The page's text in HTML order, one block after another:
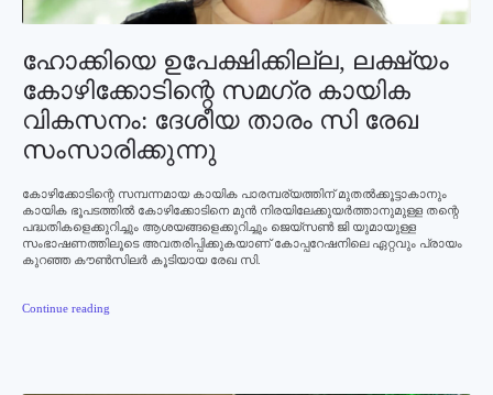
ഹോക്കിയെ ഉപേക്ഷിക്കില്ല, ലക്ഷ്യം
കോഴിക്കോടിന്റെ സമഗ്ര കായിക
വികസനം: ദേശീയ താരം സി രേഖ
സംസാരിക്കുന്നു
കോഴിക്കോടിന്റെ സമ്പന്നമായ കായിക പാരമ്പര്യത്തിന് മുതല്‍ക്കൂട്ടാകാനും
കായിക ഭൂപടത്തില്‍ കോഴിക്കോടിനെ മുന്‍ നിരയിലേക്കുയര്‍ത്താനുമുള്ള തന്റെ
പദ്ധതികളെക്കുറിച്ചും ആശയങ്ങളെക്കുറിച്ചും ജെയ്സണ്‍ ജി യുമായുള്ള
സംഭാഷണത്തിലൂടെ അവതരിപ്പിക്കുകയാണ് കോപ്പറേഷനിലെ ഏറ്റവും പ്രായം
കുറഞ്ഞ കൗണ്‍സിലര്‍ കൂടിയായ രേഖ സി.
Continue reading